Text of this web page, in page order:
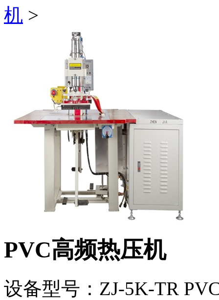
机 >
PVC高频热压机
设备型号：ZJ-5K-TR